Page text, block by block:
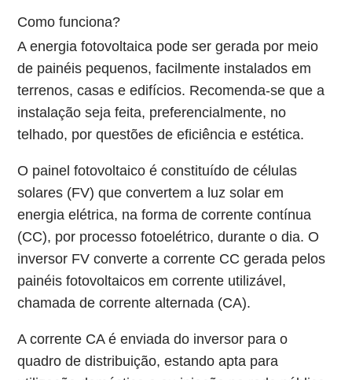
Como funciona?
A energia fotovoltaica pode ser gerada por meio
de painéis pequenos, facilmente instalados em
terrenos, casas e edifícios. Recomenda-se que a
instalação seja feita, preferencialmente, no
telhado, por questões de eficiência e estética.
O painel fotovoltaico é constituído de células
solares (FV) que convertem a luz solar em
energia elétrica, na forma de corrente contínua
(CC), por processo fotoelétrico, durante o dia. O
inversor FV converte a corrente CC gerada pelos
painéis fotovoltaicos em corrente utilizável,
chamada de corrente alternada (CA).
A corrente CA é enviada do inversor para o
quadro de distribuição, estando apta para